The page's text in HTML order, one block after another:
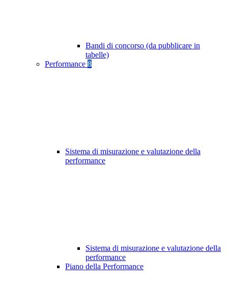
Bandi di concorso (da pubblicare in
tabelle)
Performance 8
Sistema di misurazione e valutazione della
performance
Sistema di misurazione e valutazione della
performance
Piano della Performance